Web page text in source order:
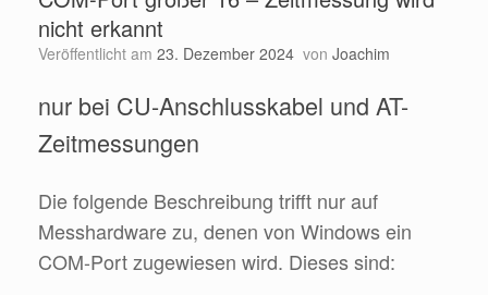
nicht erkannt
Veröffentlicht am 23. Dezember 2024 von Joachim
nur bei CU-Anschlusskabel und AT-
Zeitmessungen
Die folgende Beschreibung trifft nur auf
Messhardware zu, denen von Windows ein
COM-Port zugewiesen wird. Dieses sind: